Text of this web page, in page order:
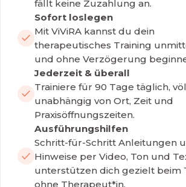
fällt keine Zuzahlung an.
Sofort loslegen
Mit ViViRA kannst du dein
therapeutisches Training
und ohne Verzögerung
Jederzeit & überall
Trainiere für 90 Tage täglich,
unabhängig von Ort, Zeit und
Praxisöffnungszeiten.
Ausführungshilfen
Schritt-für-Schritt Anleitungen
Hinweise per Video, Ton und
unterstützen dich gezielt beim
ohne Therapeut*in.